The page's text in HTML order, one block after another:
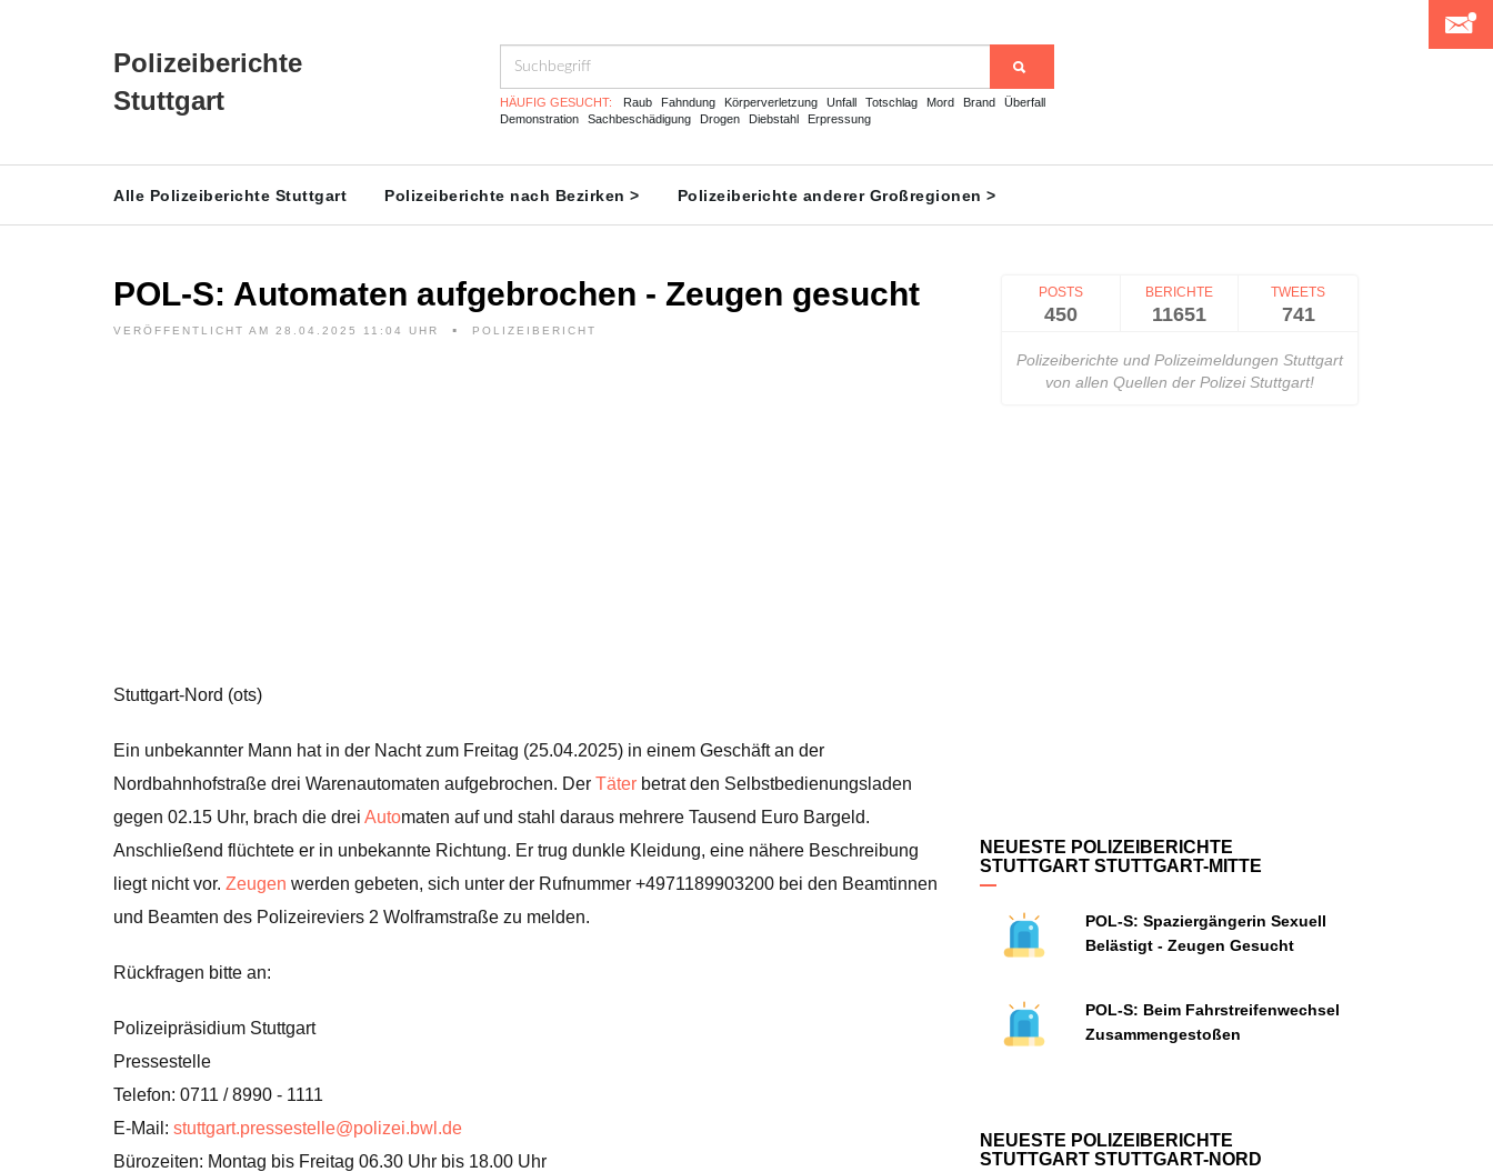
Polizeiberichte
Stuttgart
HÄUFIG GESUCHT: Raub Fahndung Körperverletzung Unfall Totschlag Mord Brand
Überfall
Demonstration
Sachbeschädigung Drogen Diebstahl Erpressung
Alle Polizeiberichte Stuttgart Polizeiberichte nach Bezirken > Polizeiberichte anderer Großregionen >
POL-S: Automaten aufgebrochen - Zeugen gesucht
VERÖFFENTLICHT AM 28.04.2025 11:04 UHR POLIZEIBERICHT
Stuttgart-Nord (ots)
Ein unbekannter Mann hat in der Nacht zum Freitag (25.04.2025) in einem Geschäft an der
Nordbahnhofstraße drei Warenautomaten aufgebrochen. Der Täter betrat den Selbstbedienungsladen
gegen 02.15 Uhr, brach die drei Automaten auf und stahl daraus mehrere Tausend Euro Bargeld.
Anschließend flüchtete er in unbekannte Richtung. Er trug dunkle Kleidung, eine nähere Beschreibung
liegt nicht vor. Zeugen werden gebeten, sich unter der Rufnummer +4971189903200 bei den Beamtinnen
und Beamten des Polizeireviers 2 Wolframstraße zu melden.
Rückfragen bitte an:
Polizeipräsidium Stuttgart
Pressestelle
Telefon: 0711 / 8990 - 1111
E-Mail: stuttgart.pressestelle@polizei.bwl.de
Bürozeiten: Montag bis Freitag 06.30 Uhr bis 18.00 Uhr
POSTS
450
BERICHTE
11651
TWEETS
741
Polizeiberichte und Polizeimeldungen Stuttgart
von allen Quellen der Polizei Stuttgart!
NEUESTE POLIZEIBERICHTE
STUTTGART STUTTGART-MITTE
POL-S: Spaziergängerin Sexuell
Belästigt - Zeugen Gesucht
POL-S: Beim Fahrstreifenwechsel
Zusammengestoßen
NEUESTE POLIZEIBERICHTE
STUTTGART STUTTGART-NORD